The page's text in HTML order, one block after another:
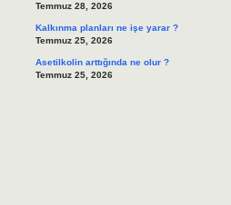
Temmuz 28, 2026
Kalkınma planları ne işe yarar ?
Temmuz 25, 2026
Asetilkolin arttığında ne olur ?
Temmuz 25, 2026